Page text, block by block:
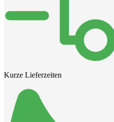
Kurze Lieferzeiten